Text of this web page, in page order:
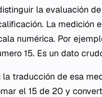
la evaluación
La medición
numérica. Por
15. Es un dato
traducción de esa
el 15 de 20 y